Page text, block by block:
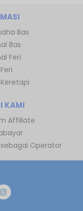
Bas
Bas
Feri
KAMI
Affiliate
Operator